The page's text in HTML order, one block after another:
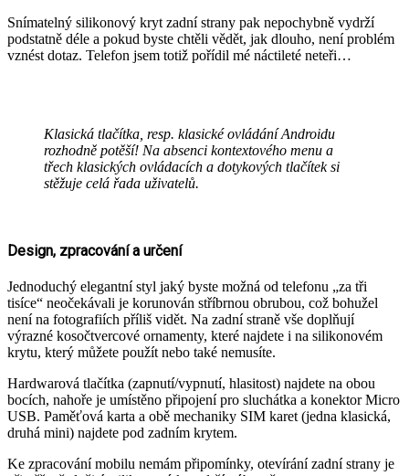
Snímatelný silikonový kryt zadní strany pak nepochybně vydrží
podstatně déle a pokud byste chtěli vědět, jak dlouho, není problém
vznést dotaz. Telefon jsem totiž pořídil mé náctileté neteři…
Klasická tlačítka, resp. klasické ovládání Androidu
rozhodně potěší! Na absenci kontextového menu a
třech klasických ovládacích a dotykových tlačítek si
stěžuje celá řada uživatelů.
Design, zpracování a určení
Jednoduchý elegantní styl jaký byste možná od telefonu „za tři
tisíce“ neočekávali je korunován stříbrnou obrubou, což bohužel
není na fotografiích příliš vidět. Na zadní straně vše doplňují
výrazné kosočtvercové ornamenty, které najdete i na silikonovém
krytu, který můžete použít nebo také nemusíte.
Hardwarová tlačítka (zapnutí/vypnutí, hlasitost) najdete na obou
bocích, nahoře je umístěno připojení pro sluchátka a konektor Micro
USB. Paměťová karta a obě mechaniky SIM karet (jedna klasická,
druhá mini) najdete pod zadním krytem.
Ke zpracování mobilu nemám připomínky, otevírání zadní strany je